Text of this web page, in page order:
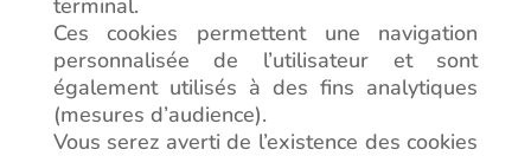
terminal.
Ces cookies permettent une navigation
personnalisée de l’utilisateur et sont
également utilisés à des fins analytiques
(mesures d’audience).
Vous serez averti de l’existence des cookies